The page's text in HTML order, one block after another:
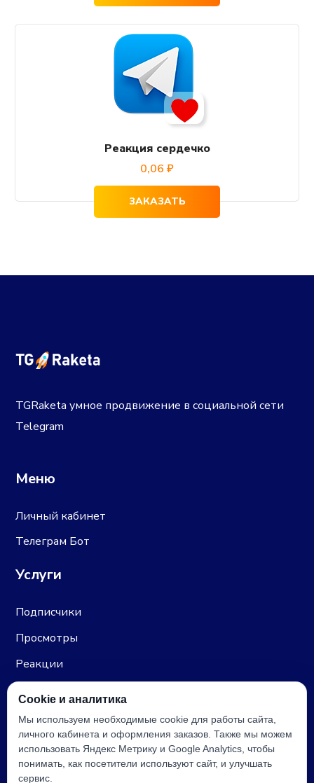
Реакция сердечко
0,06 ₽
ЗАКАЗАТЬ
TGRaketa умное продвижение в социальной сети
Telegram
Меню
Личный кабинет
Телеграм Бот
Услуги
Подписчики
Просмотры
Реакции
Премиум
Контакты
Cookie и аналитика
Мы используем необходимые cookie для работы сайта,
личного кабинета и оформления заказов. Также мы можем
использовать Яндекс Метрику и Google Analytics, чтобы
понимать, как посетители используют сайт, и улучшать
сервис.